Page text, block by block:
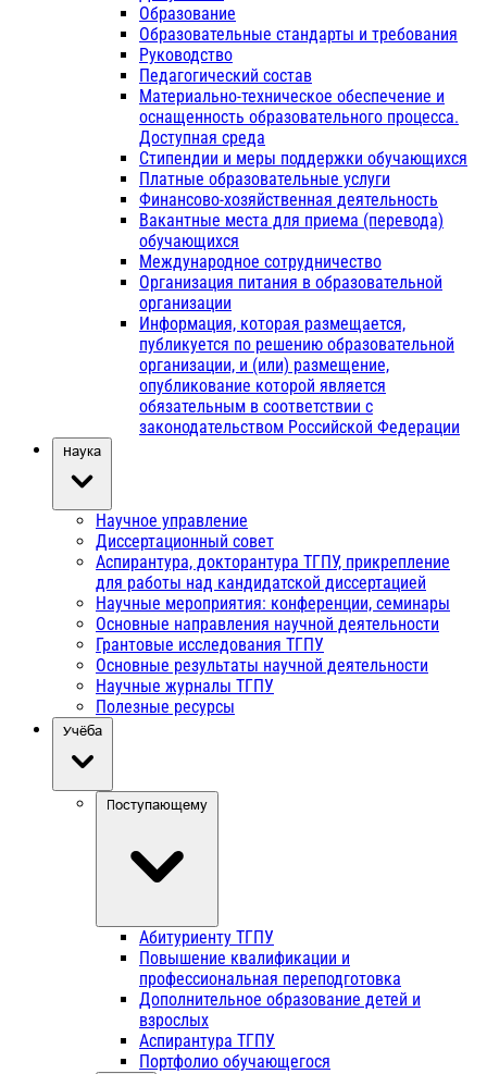
Образование
Образовательные стандарты и требования
Руководство
Педагогический состав
Материально-техническое обеспечение и
оснащенность образовательного процесса.
Доступная среда
Стипендии и меры поддержки обучающихся
Платные образовательные услуги
Финансово-хозяйственная деятельность
Вакантные места для приема (перевода)
обучающихся
Международное сотрудничество
Организация питания в образовательной
организации
Информация, которая размещается,
публикуется по решению образовательной
организации, и (или) размещение,
опубликование которой является
обязательным в соответствии с
законодательством Российской Федерации
Наука
Научное управление
Диссертационный совет
Аспирантура, докторантура ТГПУ, прикрепление
для работы над кандидатской диссертацией
Научные мероприятия: конференции, семинары
Основные направления научной деятельности
Грантовые исследования ТГПУ
Основные результаты научной деятельности
Научные журналы ТГПУ
Полезные ресурсы
Учёба
Поступающему
Абитуриенту ТГПУ
Повышение квалификации и
профессиональная переподготовка
Дополнительное образование детей и
взрослых
Аспирантура ТГПУ
Портфолио обучающегося